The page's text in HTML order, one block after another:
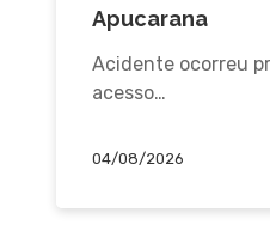
Apucarana
Acidente ocorreu
acesso…
04/08/2026